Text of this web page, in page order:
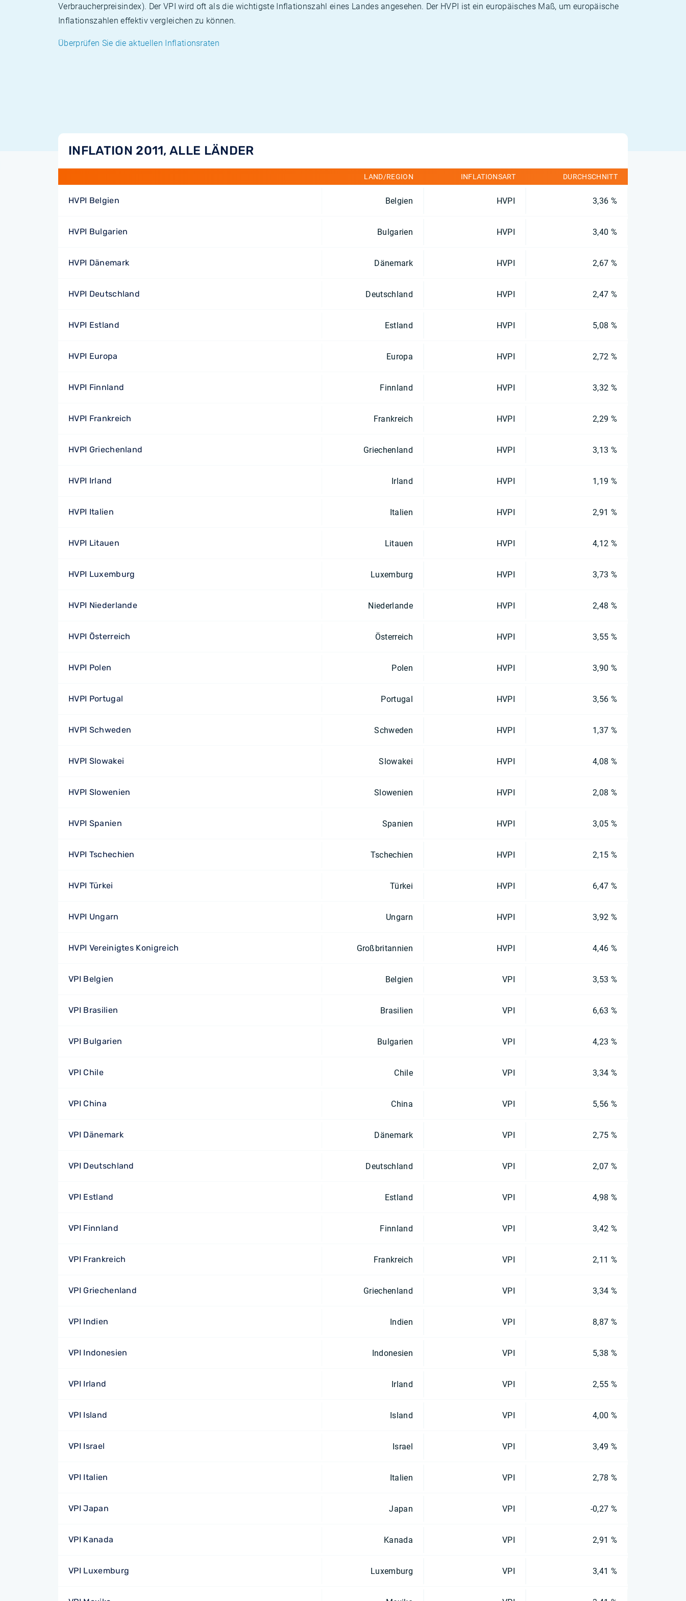
Verbraucherpreisindex). Der VPI wird oft als die wichtigste Inflationszahl eines Landes angesehen. Der HVPI ist ein europäisches Maß, um europäische
Inflationszahlen effektiv vergleichen zu können.
Überprüfen Sie die aktuellen Inflationsraten
INFLATION 2011, ALLE LÄNDER
LAND/REGION INFLATIONSART DURCHSCHNITT
HVPI Belgien Belgien HVPI 3,36 %
HVPI Bulgarien Bulgarien HVPI 3,40 %
HVPI Dänemark Dänemark HVPI 2,67 %
HVPI Deutschland Deutschland HVPI 2,47 %
HVPI Estland Estland HVPI 5,08 %
HVPI Europa Europa HVPI 2,72 %
HVPI Finnland Finnland HVPI 3,32 %
HVPI Frankreich Frankreich HVPI 2,29 %
HVPI Griechenland Griechenland HVPI 3,13 %
HVPI Irland Irland HVPI 1,19 %
HVPI Italien Italien HVPI 2,91 %
HVPI Litauen Litauen HVPI 4,12 %
HVPI Luxemburg Luxemburg HVPI 3,73 %
HVPI Niederlande Niederlande HVPI 2,48 %
HVPI Österreich Österreich HVPI 3,55 %
HVPI Polen Polen HVPI 3,90 %
HVPI Portugal Portugal HVPI 3,56 %
HVPI Schweden Schweden HVPI 1,37 %
HVPI Slowakei Slowakei HVPI 4,08 %
HVPI Slowenien Slowenien HVPI 2,08 %
HVPI Spanien Spanien HVPI 3,05 %
HVPI Tschechien Tschechien HVPI 2,15 %
HVPI Türkei Türkei HVPI 6,47 %
HVPI Ungarn Ungarn HVPI 3,92 %
HVPI Vereinigtes Konigreich Großbritannien HVPI 4,46 %
VPI Belgien Belgien VPI 3,53 %
VPI Brasilien Brasilien VPI 6,63 %
VPI Bulgarien Bulgarien VPI 4,23 %
VPI Chile Chile VPI 3,34 %
VPI China China VPI 5,56 %
VPI Dänemark Dänemark VPI 2,75 %
VPI Deutschland Deutschland VPI 2,07 %
VPI Estland Estland VPI 4,98 %
VPI Finnland Finnland VPI 3,42 %
VPI Frankreich Frankreich VPI 2,11 %
VPI Griechenland Griechenland VPI 3,34 %
VPI Indien Indien VPI 8,87 %
VPI Indonesien Indonesien VPI 5,38 %
VPI Irland Irland VPI 2,55 %
VPI Island Island VPI 4,00 %
VPI Israel Israel VPI 3,49 %
VPI Italien Italien VPI 2,78 %
VPI Japan Japan VPI -0,27 %
VPI Kanada Kanada VPI 2,91 %
VPI Luxemburg Luxemburg VPI 3,41 %